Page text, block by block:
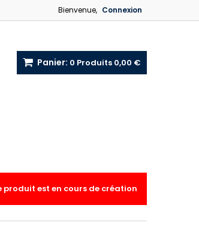
Bienvenue, Connexion
Panier: 0 Produits 0,00 €
est en cours de création